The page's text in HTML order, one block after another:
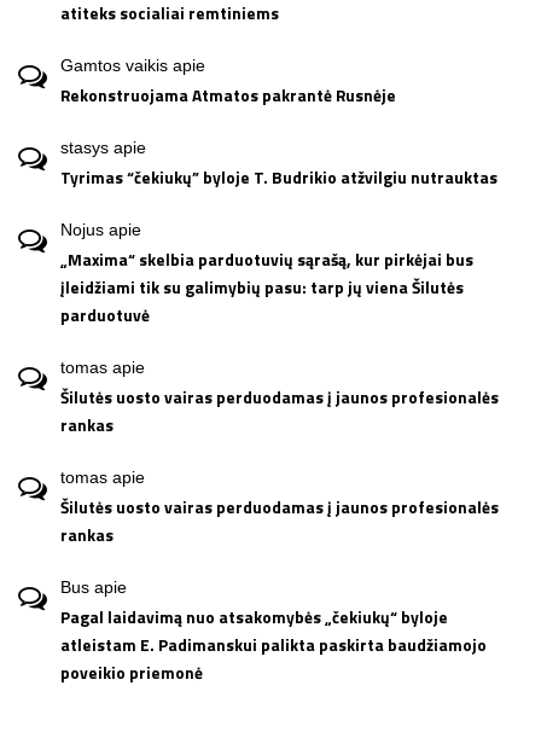
atiteks socialiai remtiniems
Gamtos vaikis apie
Rekonstruojama Atmatos pakrantė Rusnėje
stasys apie
Tyrimas “čekiukų” byloje T. Budrikio atžvilgiu nutrauktas
Nojus apie
„Maxima“ skelbia parduotuvių sąrašą, kur pirkėjai bus
įleidžiami tik su galimybių pasu: tarp jų viena Šilutės
parduotuvė
tomas apie
Šilutės uosto vairas perduodamas į jaunos profesionalės
rankas
tomas apie
Šilutės uosto vairas perduodamas į jaunos profesionalės
rankas
Bus apie
Pagal laidavimą nuo atsakomybės „čekiukų“ byloje
atleistam E. Padimanskui palikta paskirta baudžiamojo
poveikio priemonė